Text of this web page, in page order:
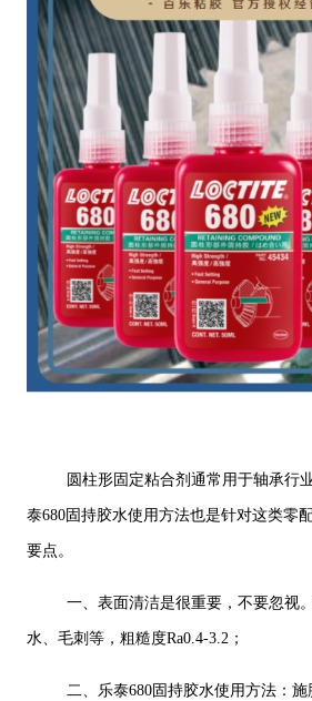
圆柱形固定粘合剂通常用于轴承行
泰680固持胶水使用方法也是针对这类零
要点。
一、表面清洁是很重要，不要忽视
水、毛刺等，粗糙度Ra0.4-3.2；
二、乐泰680固持胶水使用方法：